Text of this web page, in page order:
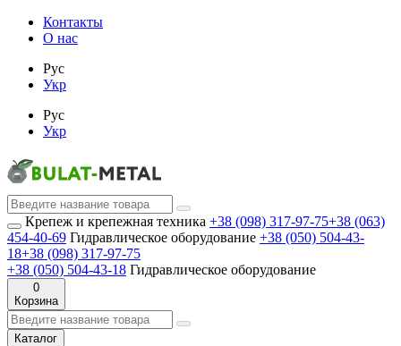
Контакты
О нас
Рус
Укр
Рус
Укр
Крепеж и крепежная техника +38 (098) 317-97-75+38 (063)
454-40-69 Гидравлическое оборудование +38 (050) 504-43-
18+38 (098) 317-97-75
+38 (050) 504-43-18 Гидравлическое оборудование
0
Корзина
Каталог